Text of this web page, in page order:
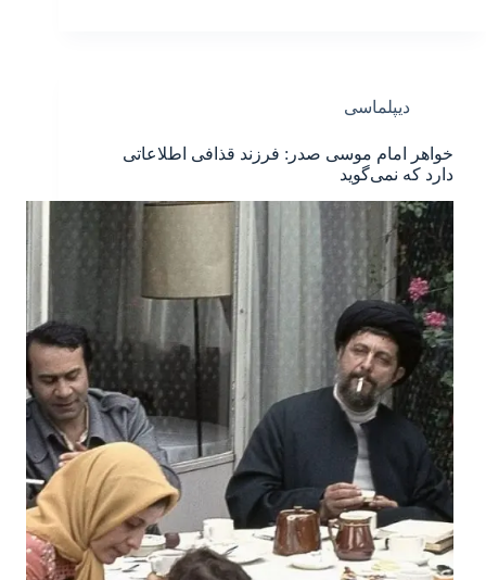
دیپلماسی
خواهر امام موسی صدر: فرزند قذافی اطلاعاتی
دارد که نمی‌گوید